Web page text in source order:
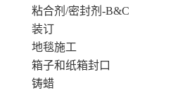
粘合剂/密封剂-B&C
装订
地毯施工
箱子和纸箱封口
铸蜡